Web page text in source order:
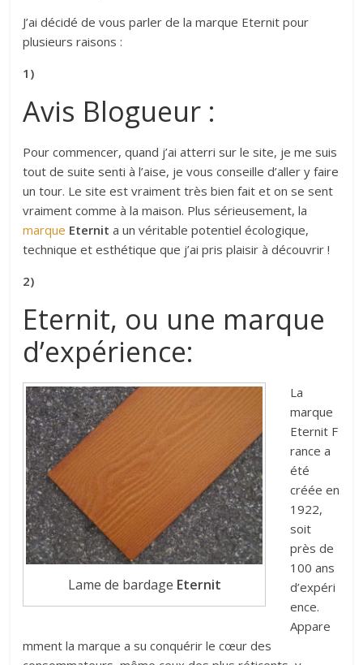
J’ai décidé de vous parler de la marque Eternit pour
plusieurs raisons :
1 )
Avis Blogueur :
Pour commencer, quand j’ai atterri sur le site, je me suis
tout de suite senti à l’aise, je vous conseille d’aller y faire
un tour. Le site est vraiment très bien fait et on se sent
vraiment comme à la maison. Plus sérieusement, la
marque Eternit a un véritable potentiel écologique,
technique et esthétique que j’ai pris plaisir à découvrir !
2)
Eternit, ou une marque
d’expérience:
Lame de bardage Eternit
La
marque
Eternit F
rance a
été
créée en
1922,
soit
près de
100 ans
d’expéri
ence.
Appare
mment la marque a su conquérir le cœur des